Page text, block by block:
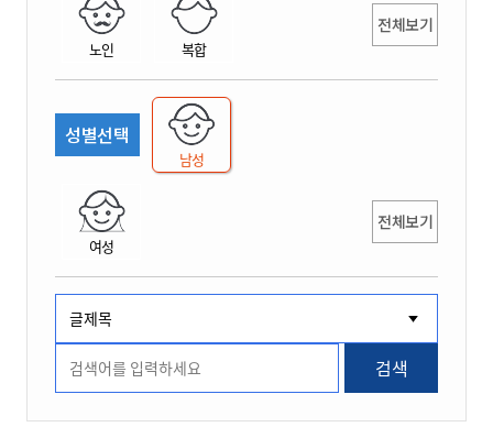
노인 복합
전체보기
성별선택
남성
여성
전체보기
검색